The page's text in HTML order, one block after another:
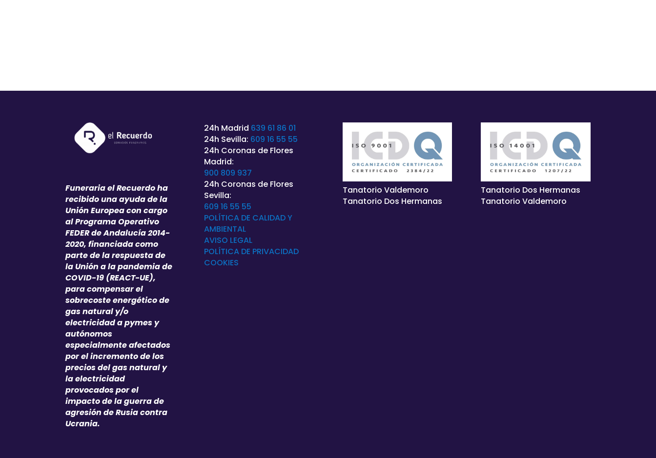
Funeraria el Recuerdo ha
recibido una ayuda de la
Unión Europea con cargo
al Programa Operativo
FEDER de Andalucía 2014-
2020, financiada como
parte de la respuesta de
la Unión a la pandemia de
COVID-19 (REACT-UE),
para compensar el
sobrecoste energético de
gas natural y/o
electricidad a pymes y
autónomos
especialmente afectados
por el incremento de los
precios del gas natural y
la electricidad
provocados por el
impacto de la guerra de
agresión de Rusia contra
Ucrania.
24h Madrid 639 61 86 01
24h Sevilla: 609 16 55 55
24h Coronas de Flores
Madrid:
900 809 937
24h Coronas de Flores
Sevilla:
609 16 55 55
POLÍTICA DE CALIDAD Y
AMBIENTAL
AVISO LEGAL
POLÍTICA DE PRIVACIDAD
COOKIES
Tanatorio Valdemoro
Tanatorio Dos Hermanas
Tanatorio Dos Hermanas
Tanatorio Valdemoro